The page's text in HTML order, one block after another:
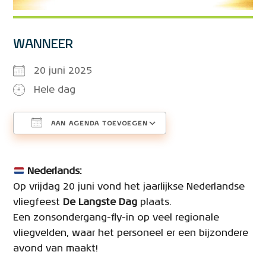
WANNEER
20 juni 2025
Hele dag
AAN AGENDA TOEVOEGEN
Nederlands:
Op vrijdag 20 juni vond het jaarlijkse Nederlandse
vliegfeest De Langste Dag plaats.
Een zonsondergang-fly-in op veel regionale
vliegvelden, waar het personeel er een bijzondere
avond van maakt!